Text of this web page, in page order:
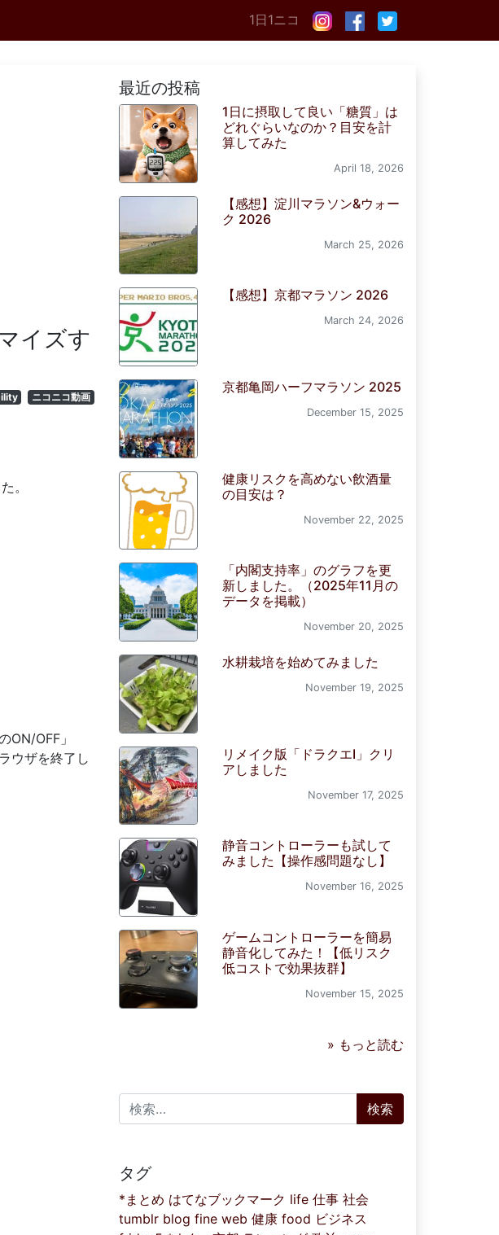
1日1ニコ
イズす
ニコニコ動画
。
ON/OFF」
ウザを終了し
最近の投稿
1日に摂取して良い「糖質」は
どれぐらいなのか？目安を計
算してみた
April 18, 2026
【感想】淀川マラソン&ウォー
ク 2026
March 25, 2026
【感想】京都マラソン 2026
March 24, 2026
京都亀岡ハーフマラソン 2025
December 15, 2025
健康リスクを高めない飲酒量
の目安は？
November 22, 2025
「内閣支持率」のグラフを更
新しました。（2025年11月の
データを掲載）
November 20, 2025
水耕栽培を始めてみました
November 19, 2025
リメイク版「ドラクエI」クリ
アしました
November 17, 2025
静音コントローラーも試して
みました【操作感問題なし】
November 16, 2025
ゲームコントローラーを簡易
静音化してみた！【低リスク
低コストで効果抜群】
November 15, 2025
» もっと読む
検索:
タグ
*まとめ はてなブックマーク life 仕事 社会
tumblr blog fine web 健康 food ビジネス